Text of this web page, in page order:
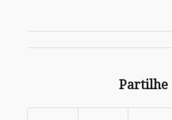
Partilhe